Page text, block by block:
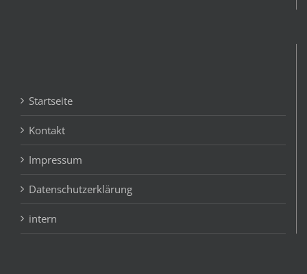
Startseite
Kontakt
Impressum
Datenschutzerklärung
intern